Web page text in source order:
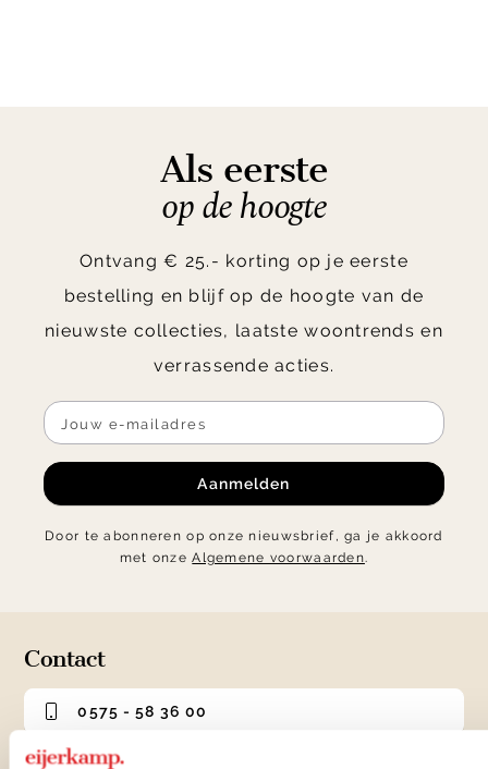
Als eerste
op de hoogte
Ontvang € 25.- korting op je eerste
bestelling en blijf op de hoogte van de
nieuwste collecties, laatste woontrends en
verrassende acties.
Aanmelden
Door te abonneren op onze nieuwsbrief, ga je akkoord
met onzeAlgemene voorwaarden.
Contact
0575 - 58 36 00
+31 575 583 388